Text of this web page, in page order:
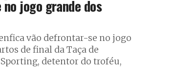
jogo grande dos
vão defrontar-se no jogo
de final da Taça de
detentor do troféu,